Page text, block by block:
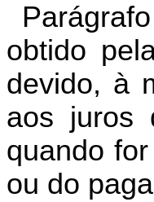
obtido
devido, à
aos juros
quando
ou do